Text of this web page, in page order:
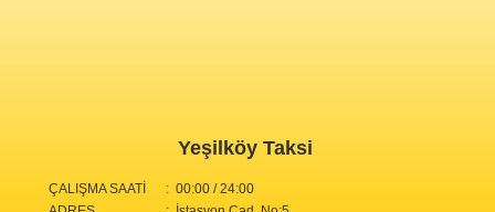
Yeşilköy Taksi
ÇALIŞMA SAATİ
: 00:00 / 24:00